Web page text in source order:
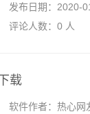
发布日期：2020-
评论人数：0 人
载
软件作者：热心网